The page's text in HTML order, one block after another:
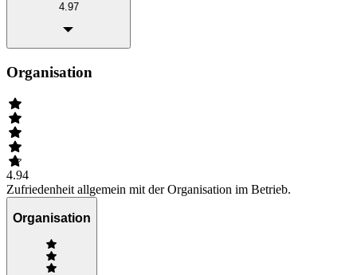
4.97
Organisation
4.94
Zufriedenheit allgemein mit der Organisation im Betrieb.
Organisation